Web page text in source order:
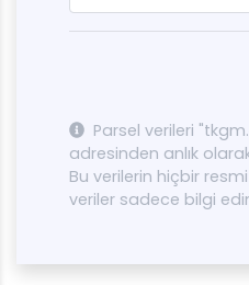
Parsel verileri
adresinden anlık
Bu verilerin hiçbir
veriler sadece bilgi